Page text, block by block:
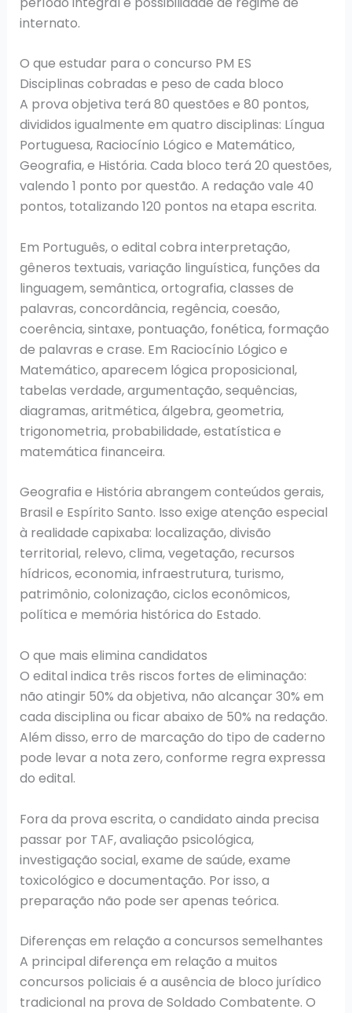
internato.
O que estudar para o concurso PM ES
Disciplinas cobradas e peso de cada bloco
A prova objetiva terá 80 questões e 80 pontos,
divididos igualmente em quatro disciplinas: Língua
Portuguesa, Raciocínio Lógico e Matemático,
Geografia, e História. Cada bloco terá 20 questões,
valendo 1 ponto por questão. A redação vale 40
pontos, totalizando 120 pontos na etapa escrita.
Em Português, o edital cobra interpretação,
gêneros textuais, variação linguística, funções da
linguagem, semântica, ortografia, classes de
palavras, concordância, regência, coesão,
coerência, sintaxe, pontuação, fonética, formação
de palavras e crase. Em Raciocínio Lógico e
Matemático, aparecem lógica proposicional,
tabelas verdade, argumentação, sequências,
diagramas, aritmética, álgebra, geometria,
trigonometria, probabilidade, estatística e
matemática financeira.
Geografia e História abrangem conteúdos gerais,
Brasil e Espírito Santo. Isso exige atenção especial
à realidade capixaba: localização, divisão
territorial, relevo, clima, vegetação, recursos
hídricos, economia, infraestrutura, turismo,
patrimônio, colonização, ciclos econômicos,
política e memória histórica do Estado.
O que mais elimina candidatos
O edital indica três riscos fortes de eliminação:
não atingir 50% da objetiva, não alcançar 30% em
cada disciplina ou ficar abaixo de 50% na redação.
Além disso, erro de marcação do tipo de caderno
pode levar a nota zero, conforme regra expressa
do edital.
Fora da prova escrita, o candidato ainda precisa
passar por TAF, avaliação psicológica,
investigação social, exame de saúde, exame
toxicológico e documentação. Por isso, a
preparação não pode ser apenas teórica.
Diferenças em relação a concursos semelhantes
A principal diferença em relação a muitos
concursos policiais é a ausência de bloco jurídico
tradicional na prova de Soldado Combatente. O